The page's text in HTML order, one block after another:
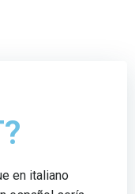
en italiano